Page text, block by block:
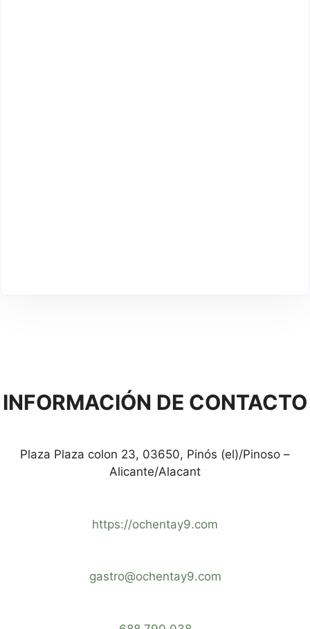
INFORMACIÓN DE CONTACTO
Plaza Plaza colon 23, 03650, Pinós (el)/Pinoso –
Alicante/Alacant
https://ochentay9.com
gastro@ochentay9.com